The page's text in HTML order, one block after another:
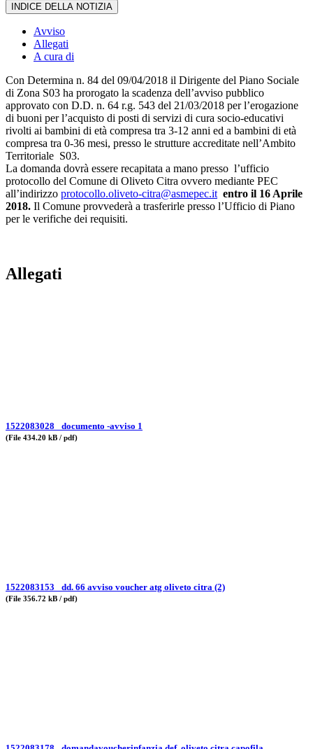
INDICE DELLA NOTIZIA
Avviso
Allegati
A cura di
Con Determina n. 84 del 09/04/2018 il Dirigente del Piano Sociale
di Zona S03 ha prorogato la scadenza dell’avviso pubblico
approvato con D.D. n. 64 r.g. 543 del 21/03/2018 per l’erogazione
di buoni per l’acquisto di posti di servizi di cura socio-educativi
rivolti ai bambini di età compresa tra 3-12 anni ed a bambini di età
compresa tra 0-36 mesi, presso le strutture accreditate nell’Ambito
Territoriale S03.
La domanda dovrà essere recapitata a mano presso l’ufficio
protocollo del Comune di Oliveto Citra ovvero mediante PEC
all’indirizzo protocollo.oliveto-citra@asmepec.it entro il 16 Aprile
2018. Il Comune provvederà a trasferirle presso l’Ufficio di Piano
per le verifiche dei requisiti.
Allegati
1522083028_ documento -avviso 1
(File 434.20 kB / pdf)
1522083153_ dd. 66 avviso voucher atg oliveto citra (2)
(File 356.72 kB / pdf)